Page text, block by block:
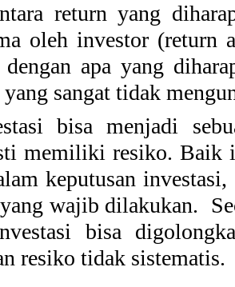
return yang
oleh investor (return
apa yang
sangat tidak
bisa menjadi
memiliki resiko. Baik
keputusan
wajib dilakukan.
bisa
resiko tidak sistematis.